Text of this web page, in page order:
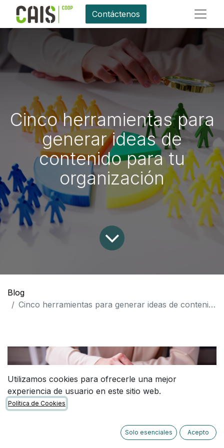
Contáctenos
Cinco herramientas para
generar ideas de
contenido para tu
organización
Blog
Cinco herramientas para generar ideas de contenido para tu organización
Utilizamos cookies para ofrecerle una mejor
experiencia de usuario en este sitio web.
Política de Cookies
Solo esenciales Acepto